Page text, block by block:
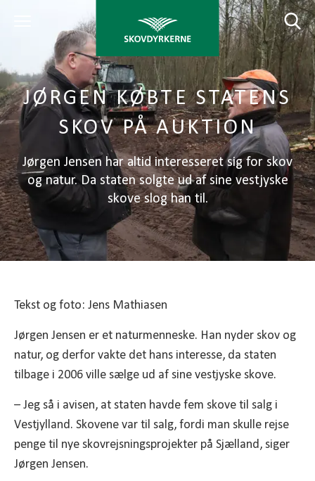
JØRGEN KØBTE STATENS
SKOV PÅ AUKTION
Jørgen Jensen har altid interesseret sig for skov
og natur. Da staten solgte ud af sine vestjyske
skove slog han til.
Tekst og foto: Jens Mathiasen
Jørgen Jensen er et naturmenneske. Han nyder skov og
natur, og derfor vakte det hans interesse, da staten
tilbage i 2006 ville sælge ud af sine vestjyske skove.
– Jeg så i avisen, at staten havde fem skove til salg i
Vestjylland. Skovene var til salg, fordi man skulle rejse
penge til nye skovrejsningsprojekter på Sjælland, siger
Jørgen Jensen.